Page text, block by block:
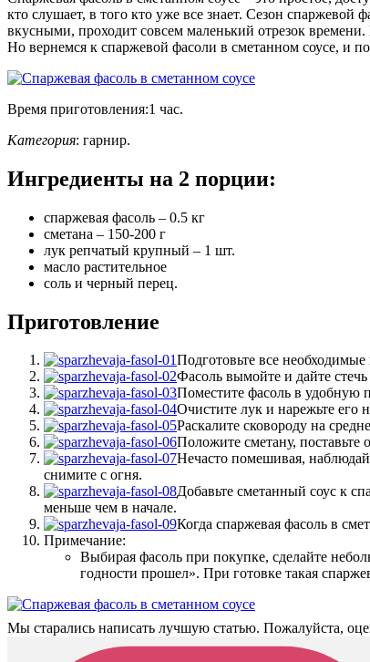
кто слушает, в того кто уже все знает. Сезон спаржевой
вкусными, проходит совсем маленький отрезок
Но вернемся к спаржевой фасоли в сметанном соусе, и
Время приготовления:1 час.
Категория: гарнир.
Ингредиенты на 2 порции:
спаржевая фасоль – 0.5 кг
сметана – 150-200 г
лук репчатый крупный – 1 шт.
масло растительное
соль и черный перец.
Приготовление
Подготовьте все
Фасоль вымойте и дайте
Поместите фасоль в удобную
Очистите лук и нарежьте его
Раскалите сковороду на
Положите сметану, поставьте
Нечасто помешивая,
снимите с огня.
Добавьте сметанный соус к
меньше чем в начале.
Когда спаржевая фасоль в
Примечание:
Выбирая фасоль при покупке, сделайте
годности прошел». При готовке такая
Мы старались написать лучшую статью. Пожалуйста,